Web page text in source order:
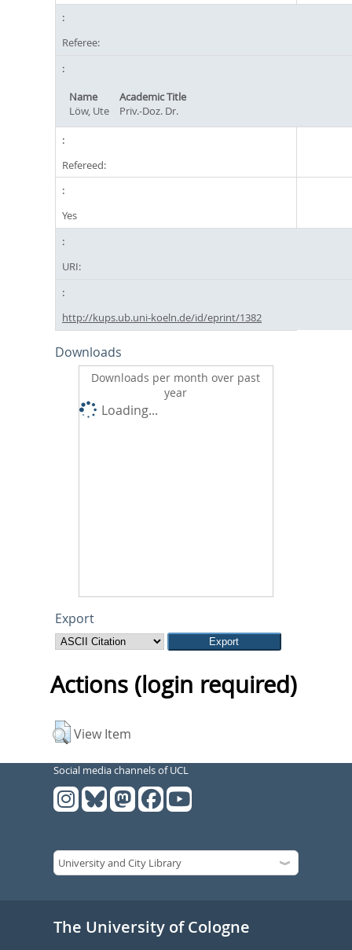
Referee:
Name
Academic Title
Löw, Ute
Priv.-Doz. Dr.
Refereed:
Yes
URI:
http://kups.ub.uni-koeln.de/id/eprint/1382
Downloads
Downloads per month over past
year
Loading...
Export
Actions (login required)
View Item
Social media channels of UCL
The University of Cologne